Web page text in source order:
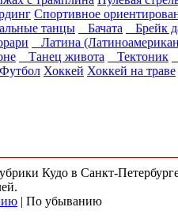
Спортивное
танцы Бачата Брейк
Латина
Танец живота Тектоник
Футбол Хоккей Хоккей на траве
Кудо в Санкт-
| По убыванию